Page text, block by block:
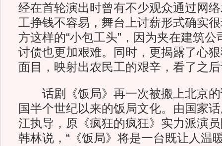
经在首轮演出时曾有不少观众通过网
工挣钱不容易，舞台上讨薪形式确实
方这样的“小包工头”，因为夹在建筑
讨债也更加艰难。同时，更揭露了心
面目，映射出农民工的艰辛，看了之
话剧《饭局》再一次被搬上北京的
国半个世纪以来的饭局文化。由国家
江执导，原《疯狂的疯狂》实力派演
韩林说，“《饭局》将是一台既让人温